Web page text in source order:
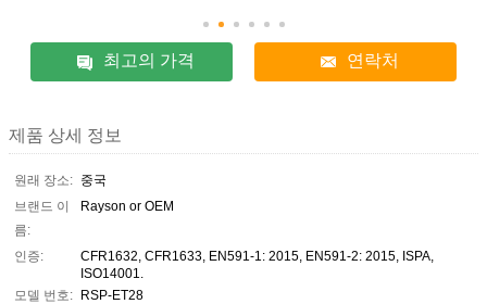
최고의 가격 연락처
제품 상세 정보
원래 장소: 중국
브랜드 이
름:
Rayson or OEM
인증:
CFR1632, CFR1633, EN591-1: 2015, EN591-2: 2015, ISPA,
ISO14001.
모델 번호: RSP-ET28